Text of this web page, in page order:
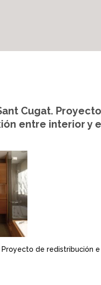
Cugat.
entre interior y
de redistribución